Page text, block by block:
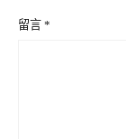
留言 *